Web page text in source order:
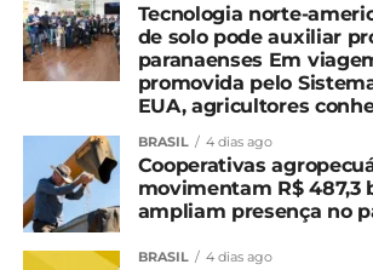
Tecnologia norte-
de solo pode auxiliar
paranaenses Em
promovida pelo
EUA, agricultores
BRASIL 4 dias ago
Cooperativas
movimentam R$ 487,3
ampliam presença no
BRASIL 4 dias ago